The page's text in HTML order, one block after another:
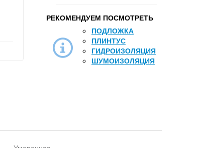
РЕКОМЕНДУЕМ ПОСМОТРЕТЬ
ПОДЛОЖКА
ПЛИНТУС
ГИДРОИЗОЛЯЦИЯ
ШУМОИЗОЛЯЦИЯ